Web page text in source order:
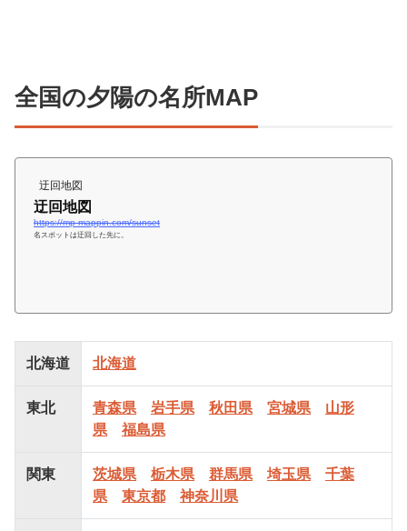
全国の夕陽の名所MAP
迂回地図
迂回地図
https://mp-mappin.com/sunset
名スポットは迂回した先に。
北海道 北海道
東北 青森県 岩手県 秋田県 宮城県
山形
県
福島県
関東 茨城県 栃木県 群馬県 埼玉県
千葉
県
東京都 神奈川県